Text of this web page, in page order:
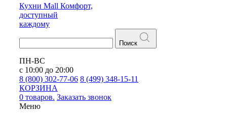
Кухни Mall Комфорт,
доступный
каждому
Поиск
ПН-ВС
с 10:00 до 20:00
8 (800) 302-77-06 8 (499) 348-15-11
КОРЗИНА
0 товаров. Заказать звонок
Меню